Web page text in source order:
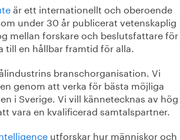
är ett internationellt och oberoende
under 30 år publicerat vetenskaplig
mellan forskare och beslutsfattare för
en hållbar framtid för alla.
branschorganisation. Vi
genom att verka för bästa möjliga
i Sverige. Vi vill kännetecknas av hög
vara en kvalificerad samtalspartner.
utforskar hur människor och